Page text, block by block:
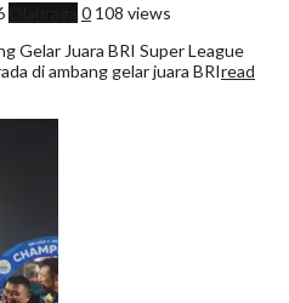
0 108 views
Gelar Juara BRI Super League
di ambang gelar juara BRIread